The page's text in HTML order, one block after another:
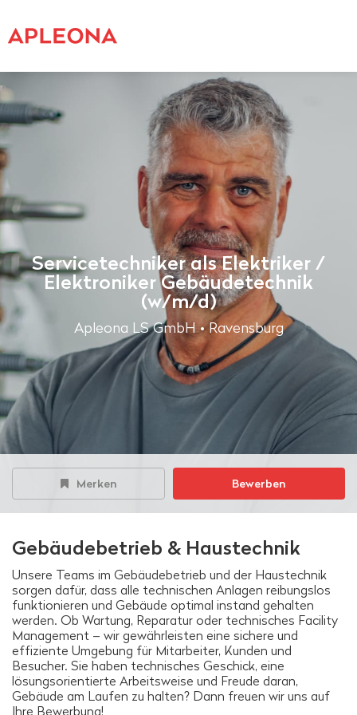
Servicetechniker als Elektriker /
Elektroniker Gebäudetechnik
(w/m/d)
Apleona LS GmbH • Ravensburg
Merken Bewerben
Gebäudebetrieb & Haustechnik
Unsere Teams im Gebäudebetrieb und der Haustechnik
sorgen dafür, dass alle technischen Anlagen reibungslos
funktionieren und Gebäude optimal instand gehalten
werden. Ob Wartung, Reparatur oder technisches Facility
Management – wir gewährleisten eine sichere und
effiziente Umgebung für Mitarbeiter, Kunden und
Besucher. Sie haben technisches Geschick, eine
lösungsorientierte Arbeitsweise und Freude daran,
Gebäude am Laufen zu halten? Dann freuen wir uns auf
Ihre Bewerbung!